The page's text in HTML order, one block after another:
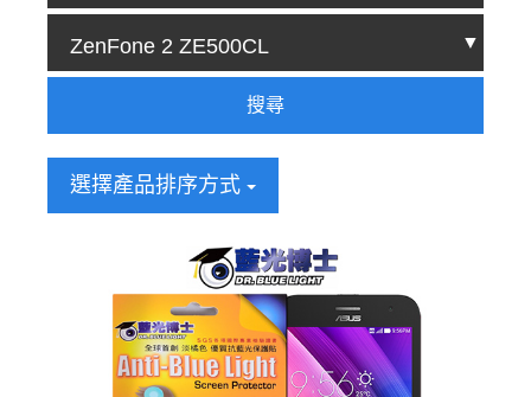
搜尋
選擇產品排序方式